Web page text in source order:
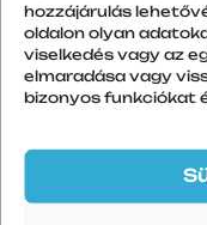
hozzájárulás
oldalon olyan
viselkedés vagy az
elmaradása vagy
bizonyos funkciókat
Gyártási
8-10